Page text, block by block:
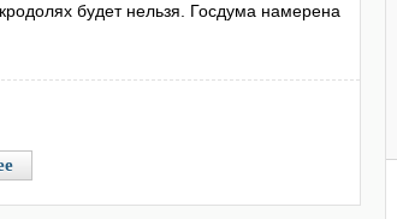
будет нельзя. Госдума намерена